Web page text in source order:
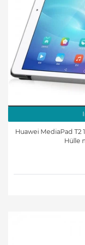
Huawei MediaPad T2
Hülle